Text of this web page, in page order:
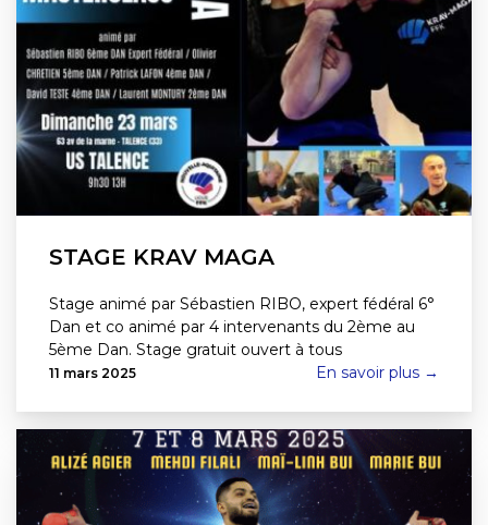
STAGE KRAV MAGA
Stage animé par Sébastien RIBO, expert fédéral 6°
Dan et co animé par 4 intervenants du 2ème au
5ème Dan. Stage gratuit ouvert à tous
11 mars 2025 En savoir plus →